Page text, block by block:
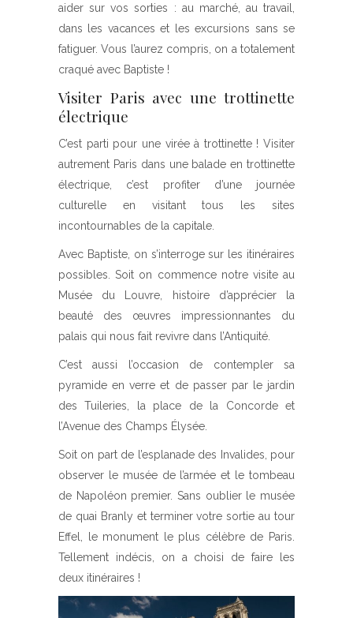
aider sur vos sorties : au marché, au travail,
dans les vacances et les excursions sans se
fatiguer. Vous l’aurez compris, on a totalement
craqué avec Baptiste !
Visiter Paris avec une trottinette
électrique
C’est parti pour une virée à trottinette ! Visiter
autrement Paris dans une balade en trottinette
électrique, c’est profiter d’une journée
culturelle en visitant tous les sites
incontournables de la capitale.
Avec Baptiste, on s’interroge sur les itinéraires
possibles. Soit on commence notre visite au
Musée du Louvre, histoire d’apprécier la
beauté des œuvres impressionnantes du
palais qui nous fait revivre dans l’Antiquité.
C’est aussi l’occasion de contempler sa
pyramide en verre et de passer par le jardin
des Tuileries, la place de la Concorde et
l’Avenue des Champs Élysée.
Soit on part de l’esplanade des Invalides, pour
observer le musée de l’armée et le tombeau
de Napoléon premier. Sans oublier le musée
de quai Branly et terminer votre sortie au tour
Effel, le monument le plus célèbre de Paris.
Tellement indécis, on a choisi de faire les
deux itinéraires !